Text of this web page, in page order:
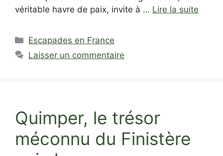
véritable havre de paix, invite à … Lire la suite
Catégories
Escapades en France
Laisser un commentaire
Quimper, le trésor
méconnu du Finistère